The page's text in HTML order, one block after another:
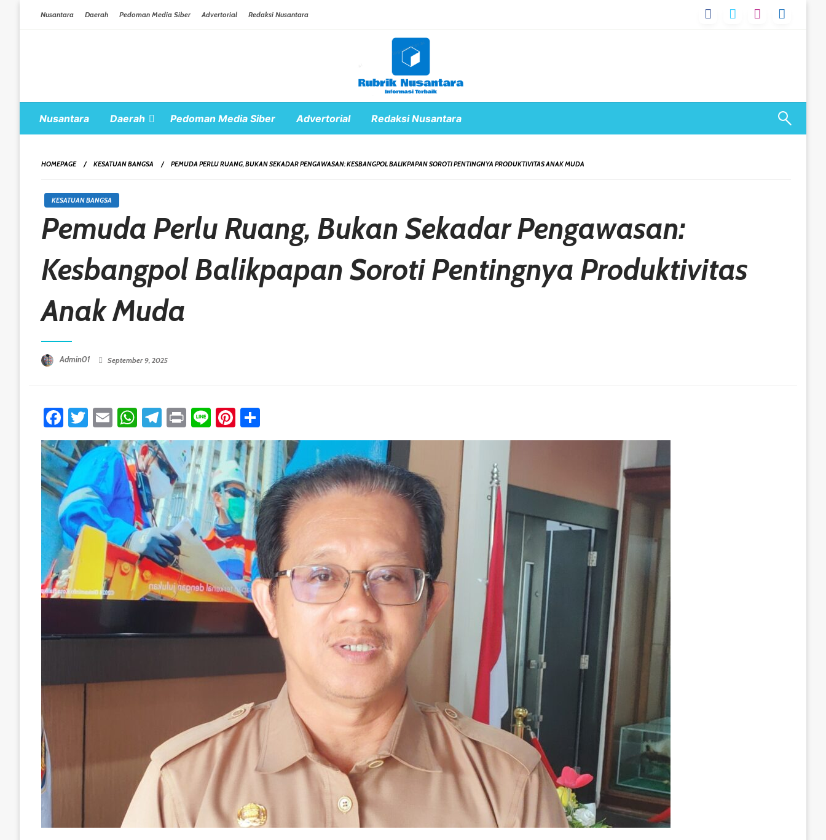
Nusantara Daerah Pedoman Media Siber Advertorial Redaksi Nusantara
Nusantara Daerah Pedoman Media Siber Advertorial Redaksi Nusantara
HOMEPAGE KESATUAN BANGSA PEMUDA PERLU RUANG, BUKAN SEKADAR PENGAWASAN: KESBANGPOL BALIKPAPAN SOROTI PENTINGNYA PRODUKTIVITAS ANAK MUDA
KESATUAN BANGSA
Pemuda Perlu Ruang, Bukan Sekadar Pengawasan:
Kesbangpol Balikpapan Soroti Pentingnya Produktivitas
Anak Muda
Admin01 September 9, 2025
Facebook
Twitter
EmailWhatsApp
Telegram
PrintLinePinterest